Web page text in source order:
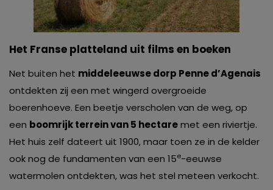
Het Franse platteland uit films en boeken
Net buiten het middeleeuwse dorp Penne d’Agenais
ontdekten zij een met wingerd overgroeide
boerenhoeve. Een beetje verscholen van de weg, op
een boomrijk terrein van 5 hectaremet een riviertje.
Het huis zelf dateert uit 1900, maar toen ze in de kelder
ook nog de fundamenten van een 15e-eeuwse
watermolen ontdekten, was het stel meteen verkocht.